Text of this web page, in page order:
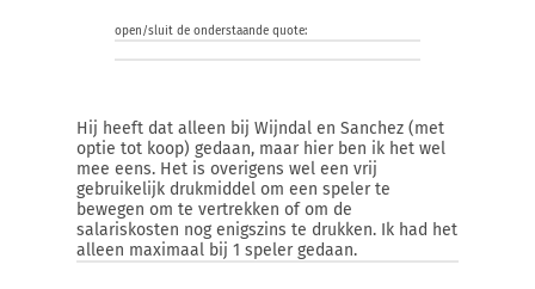
open/sluit de onderstaande quote:
Hij heeft dat alleen bij Wijndal en Sanchez (met
optie tot koop) gedaan, maar hier ben ik het wel
mee eens. Het is overigens wel een vrij
gebruikelijk drukmiddel om een speler te
bewegen om te vertrekken of om de
salariskosten nog enigszins te drukken. Ik had het
alleen maximaal bij 1 speler gedaan.